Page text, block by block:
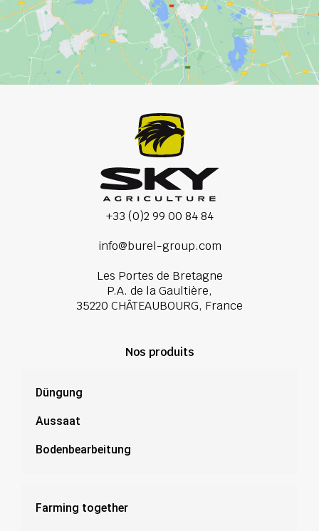
+33 (0)2 99 00 84 84
info@burel-group.com
Les Portes de Bretagne
P.A. de la Gaultière,
35220 CHÂTEAUBOURG, France
Nos produits
Düngung
Aussaat
Bodenbearbeitung
Farming together